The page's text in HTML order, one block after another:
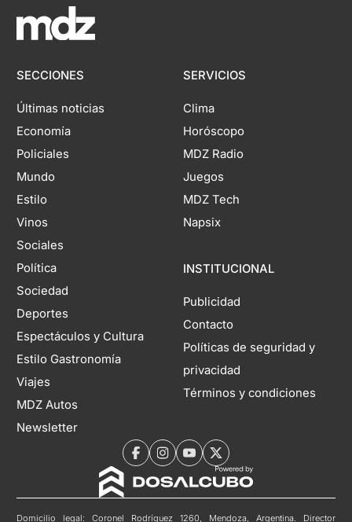
SECCIONES
Últimas noticias
Economía
Policiales
Mundo
Estilo
Vinos
Sociales
Política
Sociedad
Deportes
Espectáculos y Cultura
Estilo Gastronomía
Viajes
MDZ Autos
Newsletter
SERVICIOS
Clima
Horóscopo
MDZ Radio
Juegos
MDZ Tech
Napsix
INSTITUCIONAL
Publicidad
Contacto
Políticas de seguridad y
privacidad
Términos y condiciones
Domicilio legal: Coronel Rodríguez 1260, Mendoza, Argentina. Director